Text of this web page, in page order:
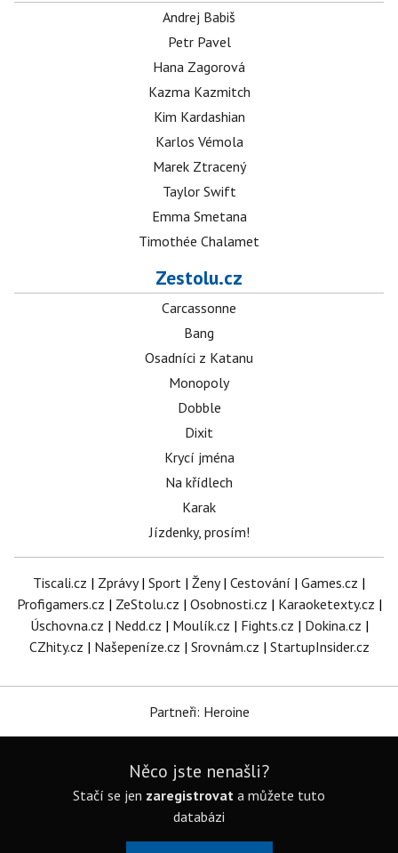
Andrej Babiš
Petr Pavel
Hana Zagorová
Kazma Kazmitch
Kim Kardashian
Karlos Vémola
Marek Ztracený
Taylor Swift
Emma Smetana
Timothée Chalamet
Zestolu.cz
Carcassonne
Bang
Osadníci z Katanu
Monopoly
Dobble
Dixit
Krycí jména
Na křídlech
Karak
Jízdenky, prosím!
Tiscali.cz | Zprávy| Sport | Ženy| Cestování | Games.cz |
Profigamers.cz | ZeStolu.cz | Osobnosti.cz | Karaoketexty.cz |
Úschovna.cz | Nedd.cz | Moulík.cz | Fights.cz | Dokina.cz |
CZhity.cz | Našepeníze.cz | Srovnám.cz | StartupInsider.cz
Partneři: Heroine
Něco jste nenašli?
Stačí se jen zaregistrovat a můžete tuto
databázi